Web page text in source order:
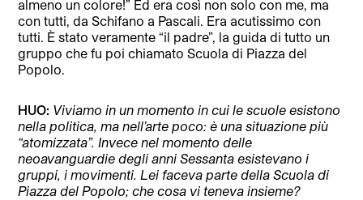
almeno un colore!” Ed era così non solo con me, ma
con tutti, da Schifano a Pascali. Era acutissimo con
tutti. È stato veramente “il padre”, la guida di tutto un
gruppo che fu poi chiamato Scuola di Piazza del
Popolo.
HUO: Viviamo in un momento in cui le scuole esistono
nella politica, ma nell’arte poco: è una situazione più
“atomizzata”. Invece nel momento delle
neoavanguardie degli anni Sessanta esistevano i
gruppi, i movimenti. Lei faceva parte della Scuola di
Piazza del Popolo; che cosa vi teneva insieme?